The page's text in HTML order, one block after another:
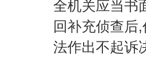
全机关应当书
回补充侦查后,
法作出不起诉